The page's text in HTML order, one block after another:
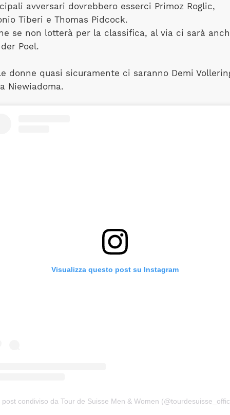
avversari dovrebbero esserci Primoz Roglic,
Tiberi e Thomas Pidcock.
se non lotterà per la classifica, al via ci sarà
Poel.
donne quasi sicuramente ci saranno Demi
Niewiadoma.
Visualizza questo post su Instagram
post condiviso da Tour de Suisse Men & Women